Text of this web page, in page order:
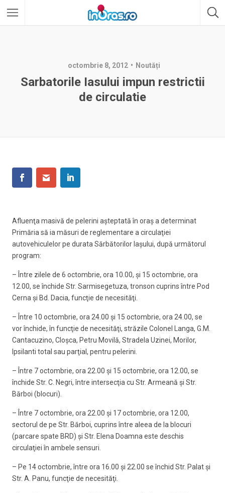
octombrie 8, 2012 Noutăți
Sarbatorile Iasului impun restrictii
de circulatie
Afluenţa masivă de pelerini aşteptată în oraş a determinat
Primăria să ia măsuri de reglementare a circulaţiei
autovehiculelor pe durata Sărbătorilor Iaşului, după următorul
program:
– Între zilele de 6 octombrie, ora 10.00, şi 15 octombrie, ora
12.00, se închide Str. Sarmisegetuza, tronson cuprins între Pod
Cerna şi Bd. Dacia, funcţie de necesităţi.
– Între 10 octombrie, ora 24.00 şi 15 octombrie, ora 24.00, se
vor închide, în funcţie de necesităţi, străzile Colonel Langa, G.M.
Cantacuzino, Cloşca, Petru Movilă, Stradela Uzinei, Morilor,
Ipsilanti total sau parţial, pentru pelerini.
– Între 7 octombrie, ora 22.00 şi 15 octombrie, ora 12.00, se
închide Str. C. Negri, între intersecţia cu Str. Armeană şi Str.
Bărboi (blocuri).
– Între 7 octombrie, ora 22.00 şi 17 octombrie, ora 12.00,
sectorul de pe Str. Bărboi, cuprins între aleea de la blocuri
(parcare spate BRD) şi Str. Elena Doamna este deschis
circulaţiei în ambele sensuri.
– Pe 14 octombrie, între ora 16.00 şi 22.00 se închid Str. Palat şi
Str. A. Panu, funcţie de necesităţi.